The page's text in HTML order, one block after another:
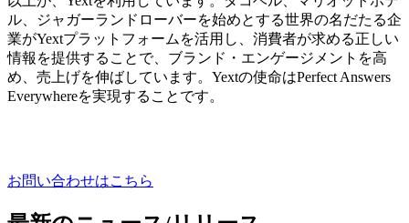
ル、ジャガーランドローバーを始めとする世界の名だたる企
業がYextプラットフォームを活用し、消費者が求める正しい
情報を提供することで、ブランド・エンゲージメントを高
め、売上げを伸ばしています。Yextの使命はPerfect Answers
Everywhereを実現することです。
お問い合わせはこちら